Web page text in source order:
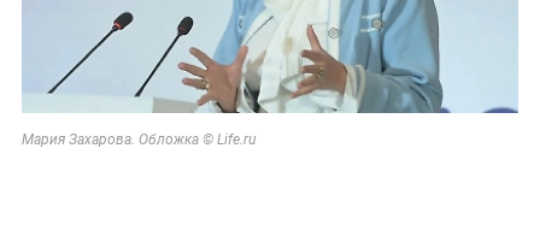
Мария Захарова. Обложка © Life.ru